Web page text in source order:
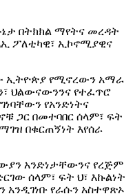
በትክክል ማየትና መረዳት
ፖለቲካዊ፣ ኢኮኖሚያዊና
ኢትዮጵያ የሚኖረውን አማራ
ህልውናውንንና የተፈጥሮ
የአንድነትና
ጋር በመተባበር ሰላም፣ ፍት
በቁርጠኝነት እየሰራ
አንድነታቸውንና የረጅም
ሰላም፣ ፍት ህ፣ እኩልነት
አንዲገነቡ የራሱን አስተዋጽኦ